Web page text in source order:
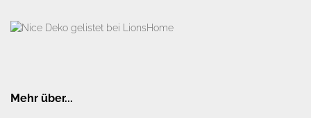
Mehr über...